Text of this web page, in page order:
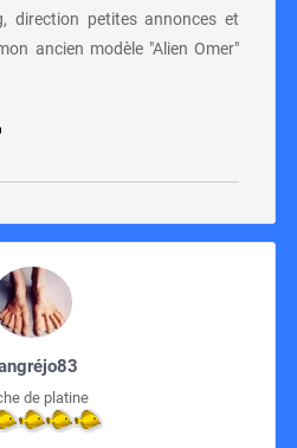
direction petites annonces et
ancien modèle "Alien Omer"
de platine